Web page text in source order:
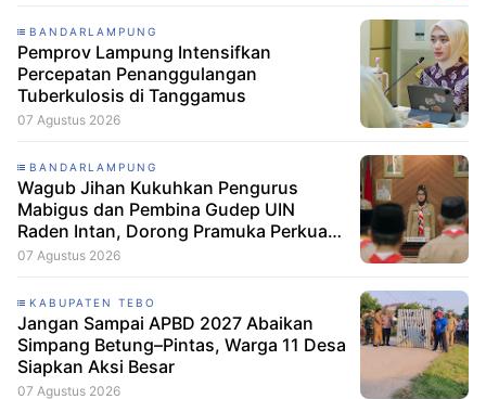
BANDARLAMPUNG
Pemprov Lampung Intensifkan
Percepatan Penanggulangan
Tuberkulosis di Tanggamus
07 Agustus 2026
BANDARLAMPUNG
Wagub Jihan Kukuhkan Pengurus
Mabigus dan Pembina Gudep UIN
Raden Intan, Dorong Pramuka Perkuat
Karakter Generasi Muda
07 Agustus 2026
KABUPATEN TEBO
Jangan Sampai APBD 2027 Abaikan
Simpang Betung–Pintas, Warga 11 Desa
Siapkan Aksi Besar
07 Agustus 2026